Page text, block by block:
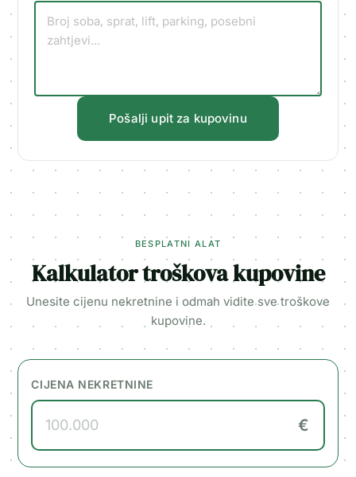
Pošalji upit za kupovinu
BESPLATNI ALAT
Kalkulator troškova kupovine
Unesite cijenu nekretnine i odmah vidite sve troškove
kupovine.
CIJENA NEKRETNINE
€